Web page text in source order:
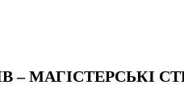
– МАГІСТЕРСЬКІ